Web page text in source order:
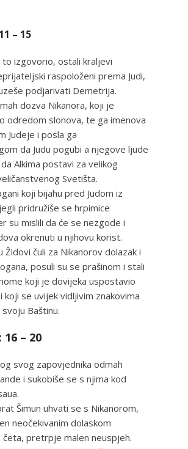
– 15
to izgovorio, ostali kraljevi
raspoloženi prema Judi,
podjarivati Demetrija.
dozva Nikanora, koji je
odredom slonova, te ga imenova
Judeje i posla ga
da Judu pogubi a njegove ljude
Alkima postavi za velikog
Svetišta.
koji bijahu pred Judom iz
pridružiše se hrpimice
su mislili da će se nezgode i
okrenuti u njihovu korist.
Židovi čuli za Nikanorov dolazak i
posuli su se prašinom i stali
koji je dovijeka uspostavio
koji se uvijek vidljivim znakovima
Baštinu.
16 – 20
svog zapovjednika odmah
i sukobiše se s njima kod
Šimun uhvati se s Nikanorom,
neočekivanim dolaskom
četa, pretrpje malen neuspjeh.